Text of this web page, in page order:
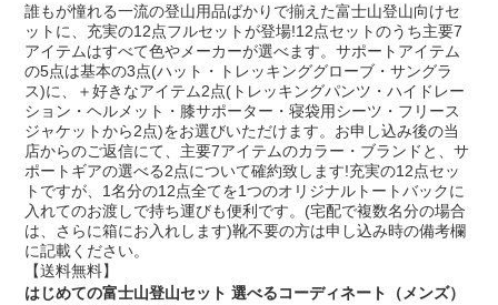
誰もが憧れる一流の登山用品ばかりで揃えた富士山登山向けセ
ットに、充実の12点フルセットが登場!12点セットのうち主要7
アイテムはすべて色やメーカーが選べます。サポートアイテム
の5点は基本の3点(ハット・トレッキンググローブ・サングラ
ス)に、＋好きなアイテム2点(トレッキングパンツ・ハイドレー
ション・ヘルメット・膝サポーター・寝袋用シーツ・フリース
ジャケットから2点)をお選びいただけます。お申し込み後の当
店からのご返信にて、主要7アイテムのカラー・ブランドと、サ
ポートギアの選べる2点について確約致します!充実の12点セッ
トですが、1名分の12点全てを1つのオリジナルトートバックに
入れてのお渡しで持ち運びも便利です。(宅配で複数名分の場合
は、さらに箱にお入れします)靴不要の方は申し込み時の備考欄
に記載ください。
【送料無料】
はじめての富士山登山セット 選べるコーディネート（メンズ）